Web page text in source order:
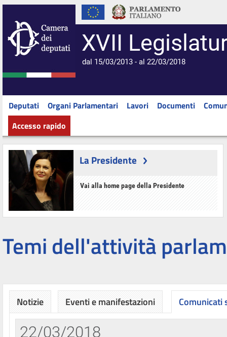
XVII
dal 15/03/2013 - al 22/03/2018
Deputati Organi Parlamentari Lavori Documenti
Accesso rapido
La Presidente
Vai alla home page della Presidente
Temi dell'attività
Notizie Eventi e manifestazioni Comunicati
22/03/2018